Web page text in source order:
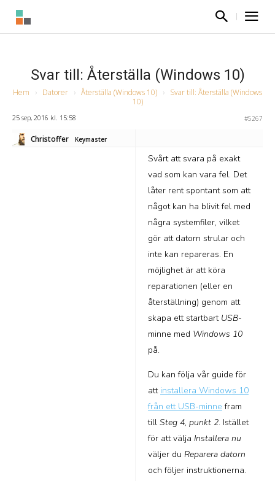
Svar till: Återställa (Windows 10)
Hem › Datorer › Återställa (Windows 10) › Svar till: Återställa (Windows
10)
25 sep, 2016 kl. 15:58 #5267
Christoffer Keymaster
Svårt att svara på exakt
vad som kan vara fel. Det
låter rent spontant som att
något kan ha blivit fel med
några systemfiler, vilket
gör att datorn strular och
inte kan repareras. En
möjlighet är att köra
reparationen (eller en
återställning) genom att
skapa ett startbart USB-
minne med Windows 10
på.
Du kan följa vår guide för
att installera Windows 10
från ett USB-minne fram
till Steg 4, punkt 2. Istället
för att välja Installera nu
väljer du Reparera datorn
och följer instruktionerna.